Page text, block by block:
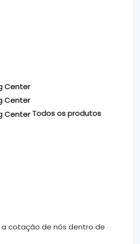
Todos os produtos
a cotação de nós dentro de